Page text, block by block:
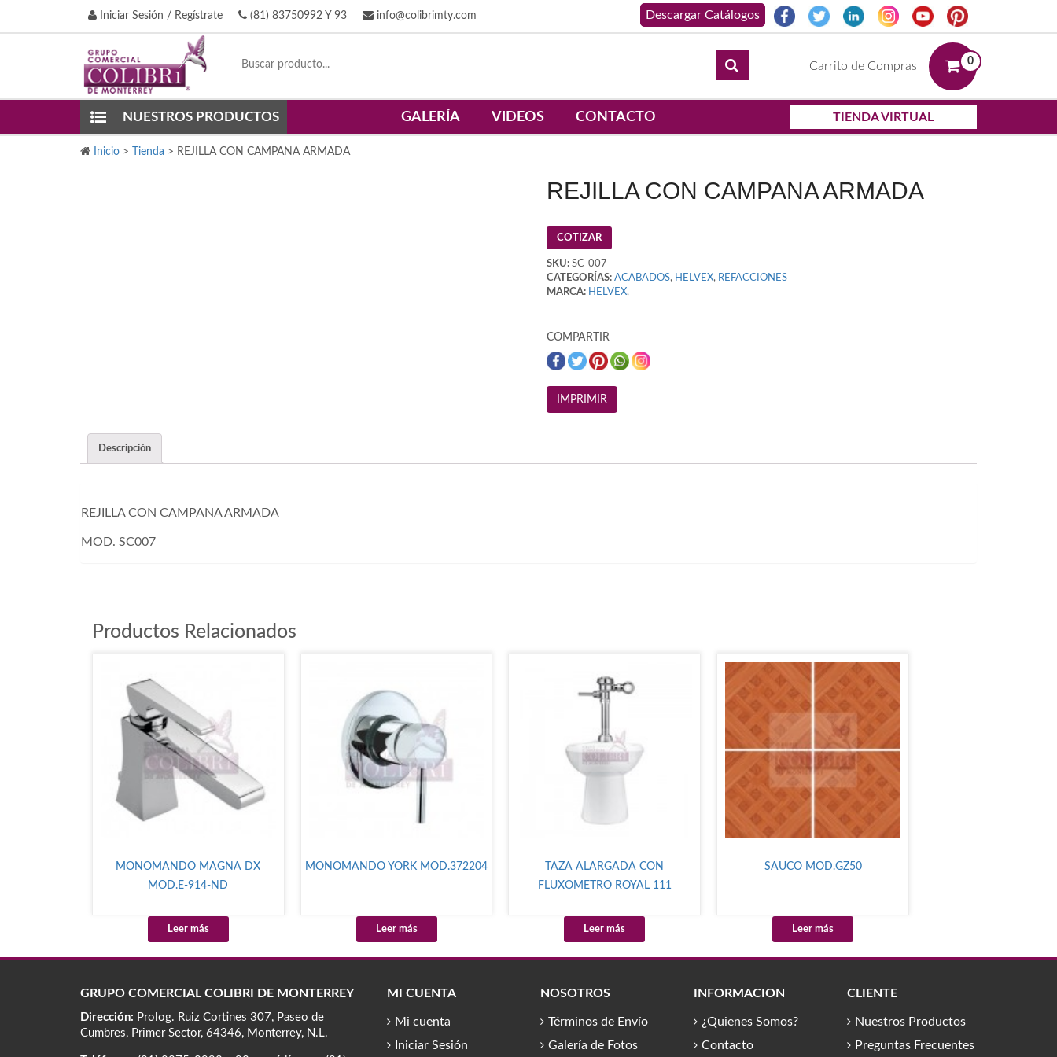
Iniciar Sesión / Regístrate (81) 83750992 Y 93 info@colibrimty.com
Carrito de Compras 0
NUESTROS PRODUCTOS GALERÍA VIDEOS CONTACTO TIENDA VIRTUAL
Inicio > Tienda > REJILLA CON CAMPANA ARMADA
REJILLA CON CAMPANA ARMADA
COTIZAR
SKU:SC-007
CATEGORÍAS: ACABADOS, HELVEX, REFACCIONES
MARCA: HELVEX,
COMPARTIR
Descripción
REJILLA CON CAMPANA ARMADA
MOD. SC007
Productos Relacionados
MONOMANDO MAGNA DX
MOD.E-914-ND
Leer más
MONOMANDO YORK MOD.372204
Leer más
TAZA ALARGADA CON
FLUXOMETRO ROYAL 111
Leer más
SAUCO MOD.GZ50
Leer más
GRUPO COMERCIAL COLIBRÍ DE MONTERREY
Dirección: Prolog. Ruiz Cortines 307, Paseo de
Cumbres, Primer Sector, 64346, Monterrey, N.L.
MI CUENTA
Mi cuenta
Iniciar Sesión
NOSOTROS
Términos de Envío
Galería de Fotos
INFORMACIÓN
¿Quienes Somos?
Contacto
CLIENTE
Nuestros Productos
Preguntas Frecuentes